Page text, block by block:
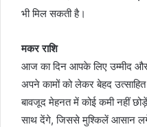
भी मिल सकती है।
मकर राशि
आज का दिन आपके लिए उम्मीद
अपने कामों को लेकर बेहद
बावजूद मेहनत में कोई कमी नहीं
साथ देंगे, जिससे मुश्किलें आसान